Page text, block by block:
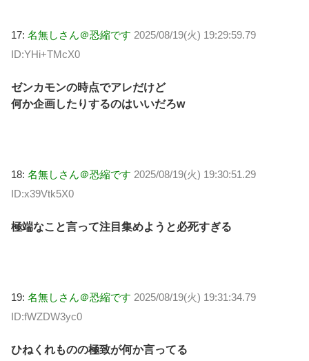
17: 名無しさん＠恐縮です 2025/08/19(火) 19:29:59.79
ID:YHi+TMcX0
ゼンカモンの時点でアレだけど
何か企画したりするのはいいだろw
18: 名無しさん＠恐縮です 2025/08/19(火) 19:30:51.29
ID:x39Vtk5X0
極端なこと言って注目集めようと必死すぎる
19: 名無しさん＠恐縮です 2025/08/19(火) 19:31:34.79
ID:fWZDW3yc0
ひねくれものの極致が何か言ってる